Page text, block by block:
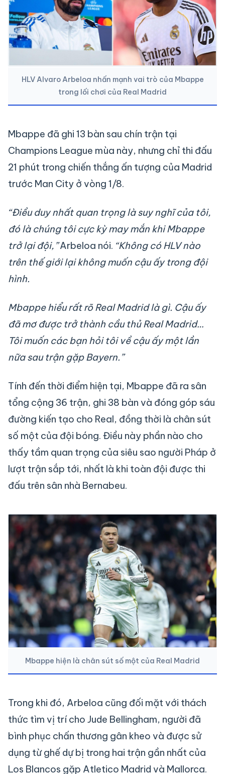
HLV Alvaro Arbeloa nhấn mạnh vai trò của Mbappe
trong lối chơi của Real Madrid
Mbappe đã ghi 13 bàn sau chín trận tại
Champions League mùa này, nhưng chỉ thi đấu
21 phút trong chiến thắng ấn tượng của Madrid
trước Man City ở vòng 1/8.
“Điều duy nhất quan trọng là suy nghĩ của tôi,
đó là chúng tôi cực kỳ may mắn khi Mbappe
trở lại đội,”Arbeloa nói. “Không có HLV nào
trên thế giới lại không muốn cậu ấy trong đội
hình.
Mbappe hiểu rất rõ Real Madrid là gì. Cậu ấy
đã mơ được trở thành cầu thủ Real Madrid…
Tôi muốn các bạn hỏi tôi về cậu ấy một lần
nữa sau trận gặp Bayern.”
Tính đến thời điểm hiện tại, Mbappe đã ra sân
tổng cộng 36 trận, ghi 38 bàn và đóng góp sáu
đường kiến tạo cho Real, đồng thời là chân sút
số một của đội bóng. Điều này phần nào cho
thấy tầm quan trọng của siêu sao người Pháp ở
lượt trận sắp tới, nhất là khi toàn đội được thi
đấu trên sân nhà Bernabeu.
Mbappe hiện là chân sút số một của Real Madrid
Trong khi đó, Arbeloa cũng đối mặt với thách
thức tìm vị trí cho Jude Bellingham, người đã
bình phục chấn thương gân kheo và được sử
dụng từ ghế dự bị trong hai trận gần nhất của
Los Blancos gặp Atletico Madrid và Mallorca.